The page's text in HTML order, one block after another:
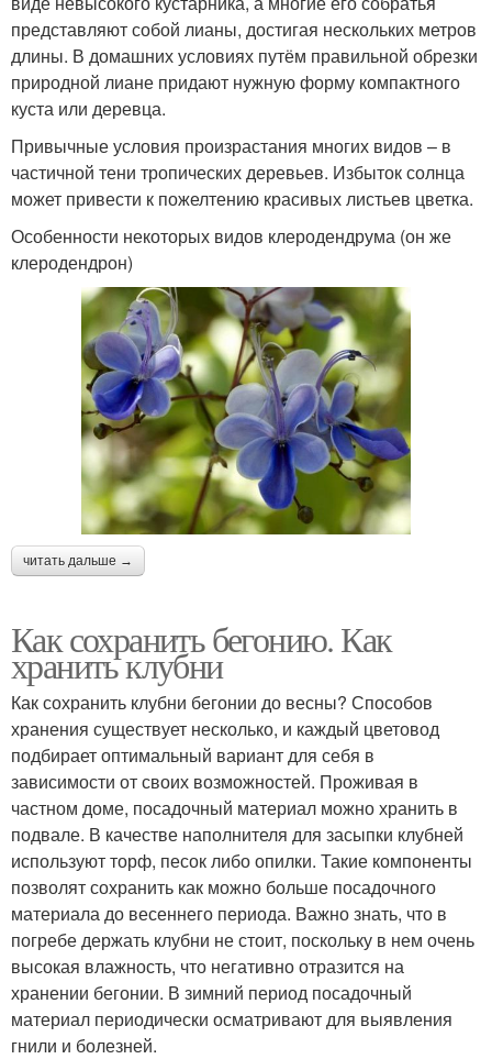
представляют собой лианы, достигая нескольких метров
длины. В домашних условиях путём правильной обрезки
природной лиане придают нужную форму компактного
куста или деревца.
Привычные условия произрастания многих видов – в
частичной тени тропических деревьев. Избыток солнца
может привести к пожелтению красивых листьев цветка.
Особенности некоторых видов клеродендрума (он же
клеродендрон)
читать дальше →
Как сохранить бегонию. Как
хранить клубни
Как сохранить клубни бегонии до весны? Способов
хранения существует несколько, и каждый цветовод
подбирает оптимальный вариант для себя в
зависимости от своих возможностей. Проживая в
частном доме, посадочный материал можно хранить в
подвале. В качестве наполнителя для засыпки клубней
используют торф, песок либо опилки. Такие компоненты
позволят сохранить как можно больше посадочного
материала до весеннего периода. Важно знать, что в
погребе держать клубни не стоит, поскольку в нем очень
высокая влажность, что негативно отразится на
хранении бегонии. В зимний период посадочный
материал периодически осматривают для выявления
гнили и болезней.